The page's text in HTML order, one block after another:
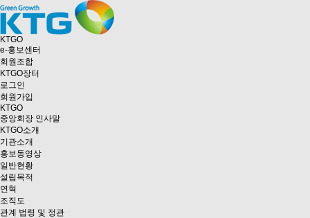
KTGO
e-홍보센터
회원조합
KTGO장터
로그인
회원가입
KTGO
중앙회장 인사말
KTGO소개
기관소개
홍보동영상
일반현황
설립목적
연혁
조직도
관계 법령 및 정관